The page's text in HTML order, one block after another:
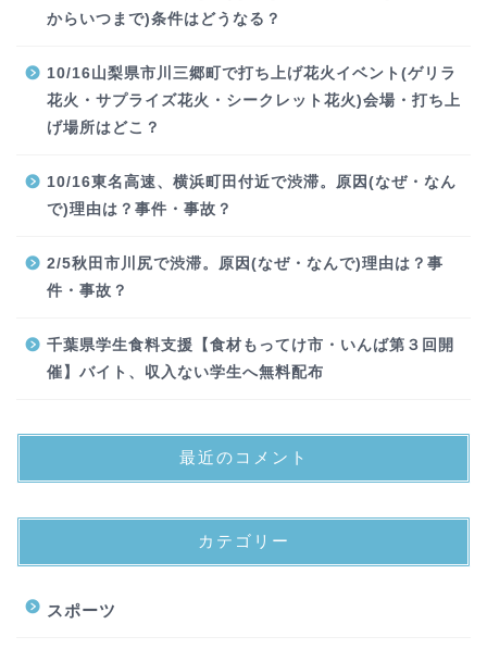
からいつまで)条件はどうなる？
10/16山梨県市川三郷町で打ち上げ花火イベント(ゲリラ
花火・サプライズ花火・シークレット花火)会場・打ち上
げ場所はどこ？
10/16東名高速、横浜町田付近で渋滞。原因(なぜ・なん
で)理由は？事件・事故？
2/5秋田市川尻で渋滞。原因(なぜ・なんで)理由は？事
件・事故？
千葉県学生食料支援【食材もってけ市・いんば第３回開
催】バイト、収入ない学生へ無料配布
最近のコメント
カテゴリー
スポーツ